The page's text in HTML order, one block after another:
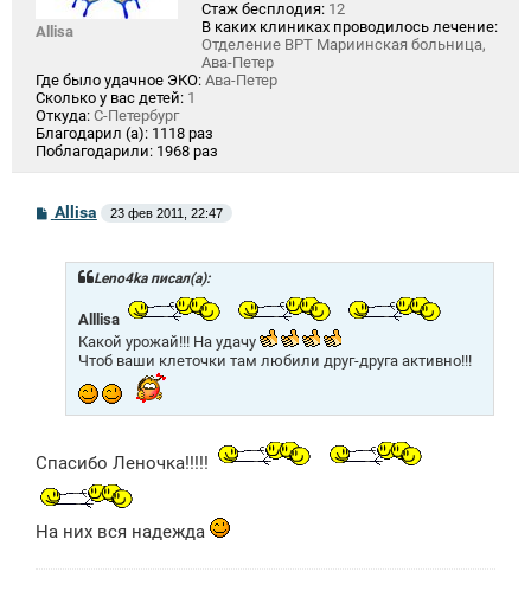
Allisa
Стаж бесплодия: 12
В каких клиниках проводилось лечение:
Отделение ВРТ Мариинская больница,
Ава-Петер
Где было удачное ЭКО: Ава-Петер
Сколько у вас детей: 1
Откуда: С-Петербург
Благодарил (а): 1118 раз
Поблагодарили: 1968 раз
С
о
Allisa 23 фев 2011, 22:47
Leno4ka писал(а):
Alllisa
Какой урожай!!! На удачу
Чтоб ваши клеточки там любили друг-друга активно!!!
Спасибо Леночка!!!!!
На них вся надежда